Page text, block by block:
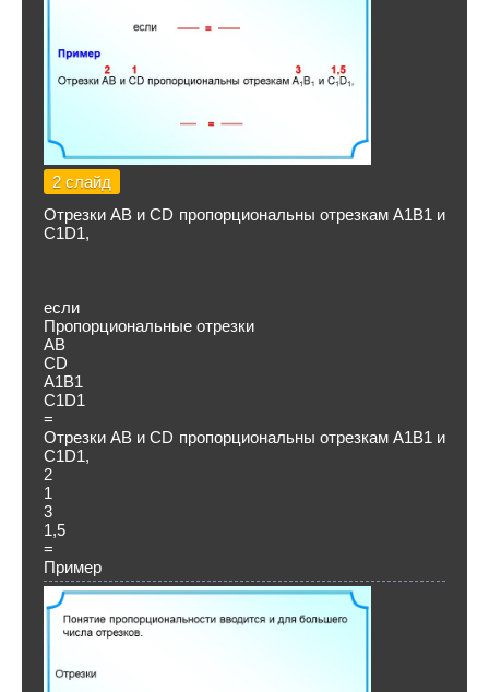
2 слайд
Отрезки АВ и СD пропорциональны отрезкам А1В1 и
С1D1,
если
Пропорциональные отрезки
АВ
СD
А1В1
C1D1
=
Отрезки АВ и СD пропорциональны отрезкам А1В1 и
С1D1,
2
1
3
1,5
=
Пример